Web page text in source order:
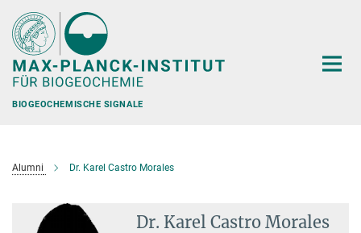
Hauptinhalt
BIOGEOCHEMISCHE SIGNALE
Alumni Dr. Karel Castro Morales
Dr. Karel Castro Morales